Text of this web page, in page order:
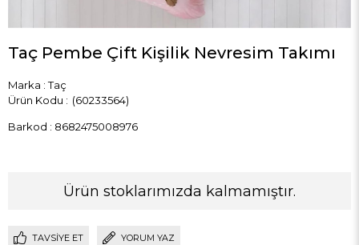
Taç Pembe Çift Kişilik Nevresim Takımı
Marka : Taç
(60233564)
Barkod : 8682475008976
Ürün stoklarımızda kalmamıştır.
TAVSIYE ET YORUM YAZ